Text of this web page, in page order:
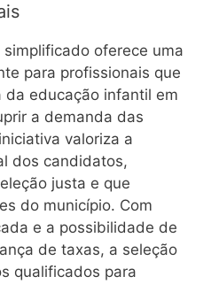
oferece uma
para profissionais que
da educação infantil em
a demanda das
valoriza a
dos candidatos,
justa e que
do município. Com
e a possibilidade de
de taxas, a seleção
qualificados para